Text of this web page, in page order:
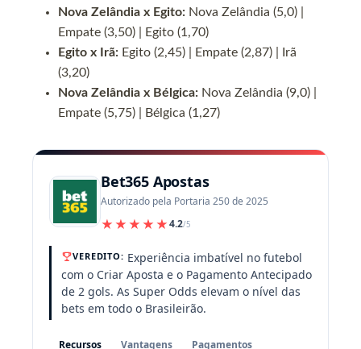
Nova Zelândia x Egito: Nova Zelândia (5,0) |
Empate (3,50) | Egito (1,70)
Egito x Irã: Egito (2,45) | Empate (2,87) | Irã
(3,20)
Nova Zelândia x Bélgica: Nova Zelândia (9,0) |
Empate (5,75) | Bélgica (1,27)
Bet365 Apostas
Autorizado pela Portaria 250 de 2025
★★★★★4.2/5
VEREDITO: Experiência imbatível no futebol
com o Criar Aposta e o Pagamento Antecipado
de 2 gols. As Super Odds elevam o nível das
bets em todo o Brasileirão.
Recursos Vantagens Pagamentos